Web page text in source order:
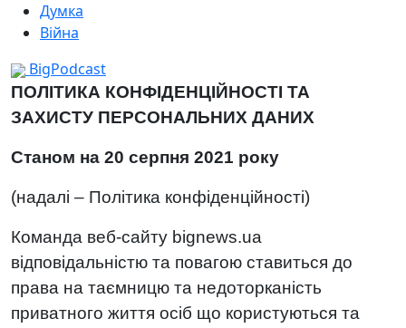
Думка
Війна
BigPodcast
ПОЛІТИКА КОНФІДЕНЦІЙНОСТІ ТА
ЗАХИСТУ ПЕРСОНАЛЬНИХ ДАНИХ
Cтаном на 20 серпня 2021 року
(надалі – Політика конфіденційності)
Команда веб-сайту bignews.ua
відповідальністю та повагою ставиться до
права на таємницю та недоторканість
приватного життя осіб що користуються та